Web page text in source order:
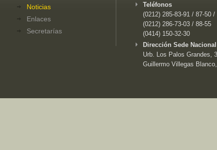
Noticias
Enlaces
Secretarías
Teléfonos
(0212) 285-83-91 / 87-50 /
(0212) 286-73-03 / 88-55
(0414) 150-32-30
Dirección Sede
Urb. Los Palos Grandes,
Guillermo Villegas